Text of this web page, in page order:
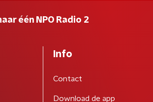
één NPO Radio 2
Info
Contact
Download de app